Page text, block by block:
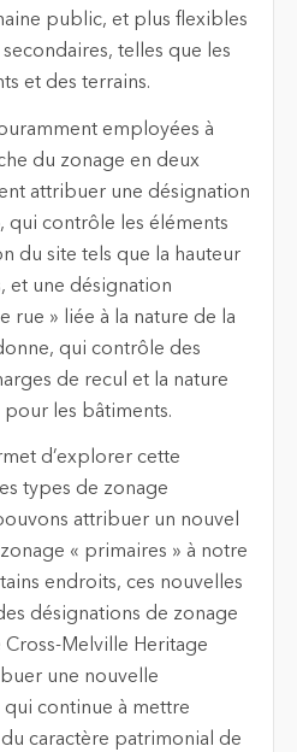
public, et plus flexibles
telles que les
et des terrains.
employées à
du zonage en deux
attribuer une désignation
qui contrôle les éléments
du site tels que la hauteur
et une désignation
rue » liée à la nature de la
qui contrôle des
de recul et la nature
pour les bâtiments.
d’explorer cette
types de zonage
attribuer un nouvel
« primaires » à notre
endroits, ces nouvelles
désignations de zonage
Cross-Melville Heritage
une nouvelle
continue à mettre
du caractère patrimonial de